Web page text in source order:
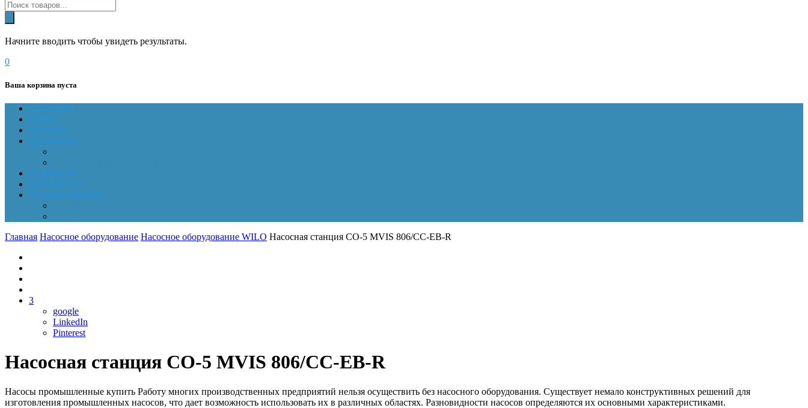
Начните вводить чтобы увидеть результаты.
0
Ваша корзина пуста
ГЛАВНАЯ
О НАС
Магазин
Документы
НОВОСТИ
КОНТАКТЫ
Личный кабинет
Главная Насосное оборудование Насосное оборудование WILO Насосная станция CO-5 MVIS 806/CC-EB-R
3
google
LinkedIn
Pinterest
Насосная станция CO-5 MVIS 806/CC-EB-R
Насосы промышленные купить Работу многих производственных предприятий нельзя осуществить без насосного оборудования. Существует немало конструктивных решений для
изготовления промышленных насосов, что дает возможность использовать их в различных областях. Разновидности насосов определяются их основными характеристиками.